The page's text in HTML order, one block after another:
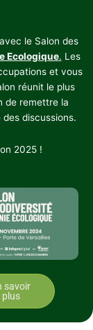
le Salon des
Ecologique. Les
et vous
réunit le plus
de remettre la
discussions.
2025 !
savoir
plus